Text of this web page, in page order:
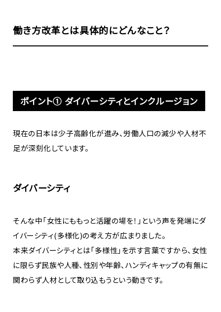
働き方改革とは具体的にどんなこと？
ポイント① ダイバーシティとインクルージョン
現在の日本は少子高齢化が進み、労働人口の減少や人材不
足が深刻化しています。
ダイバーシティ
そんな中「女性にももっと活躍の場を！」という声を発端にダ
イバーシティ(多様化)の考え方が広まりました。
本来ダイバーシティとは「多様性」を示す言葉ですから、女性
に限らず民族や人種、性別や年齢、ハンディキャップの有無に
関わらず人材として取り込もうという動きです。